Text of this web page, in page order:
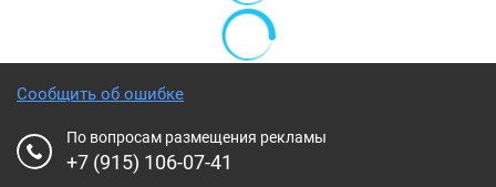
Сообщить об ошибке
По вопросам размещения рекламы
+7 (915) 106-07-41